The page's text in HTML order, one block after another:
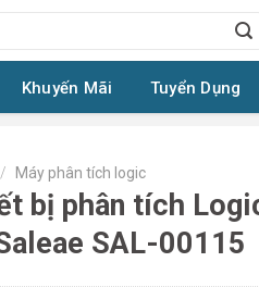
Khuyến Mãi Tuyển Dụng
/ Máy phân tích logic
bị phân tích
SAL-00115